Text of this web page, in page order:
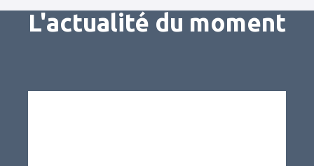
L'actualité du moment